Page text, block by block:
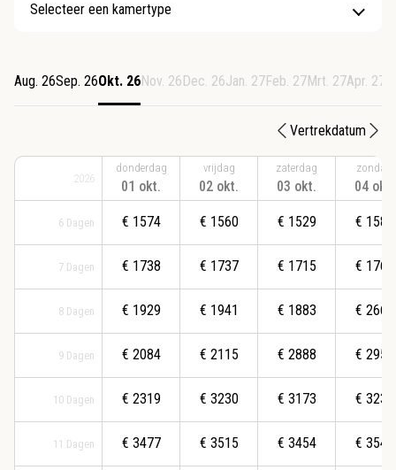
Selecteer een kamertype
Aug. 26Sep. 26Okt. 26Nov. 26 Dec. 26Jan. 27Feb. 27Mrt. 27Apr. 27
Vertrekdatum
2026
6 Dagen
7 Dagen
8 Dagen
9 Dagen
10 Dagen
11 Dagen
donderdag
01 okt.
€ 1574
€ 1738
€ 1929
€ 2084
€ 2319
€ 3477
vrijdag
02 okt.
€ 1560
€ 1737
€ 1941
€ 2115
€ 3230
€ 3515
zaterdag
03 okt.
€ 1529
€ 1715
€ 1883
€ 2888
€ 3173
€ 3454
zondag
04 okt.
€ 1586
€ 1760
€ 2667
€ 2952
€ 3233
€ 3544